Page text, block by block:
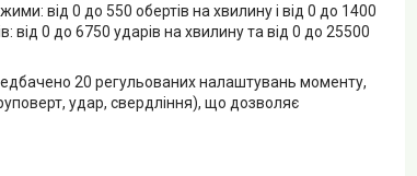
від 0 до 550 обертів на хвилину і від 0 до 1400
від 0 до 6750 ударів на хвилину та від 0 до 25500
20 регульованих налаштувань моменту,
удар, свердління), що дозволяє